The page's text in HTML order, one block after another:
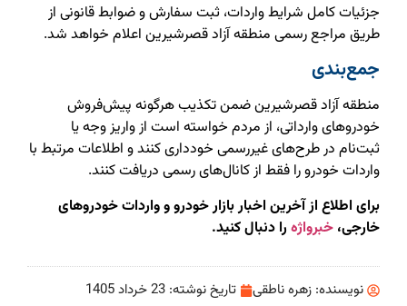
جزئیات کامل شرایط واردات، ثبت سفارش و ضوابط قانونی از
طریق مراجع رسمی منطقه آزاد قصرشیرین اعلام خواهد شد.
جمع‌بندی
منطقه آزاد قصرشیرین ضمن تکذیب هرگونه پیش‌فروش
خودروهای وارداتی، از مردم خواسته است از واریز وجه یا
ثبت‌نام در طرح‌های غیررسمی خودداری کنند و اطلاعات مرتبط با
واردات خودرو را فقط از کانال‌های رسمی دریافت کنند.
برای اطلاع از آخرین اخبار بازار خودرو و واردات خودروهای
خارجی، خبرواژهرا دنبال کنید.
نویسنده: زهره ناطقی تاریخ نوشته: 23 خرداد 1405